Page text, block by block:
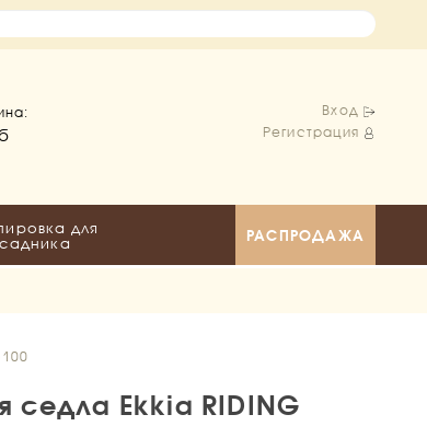
Вход
Регистрация
для
РАСПРОДАЖА
седла Ekkia RIDING